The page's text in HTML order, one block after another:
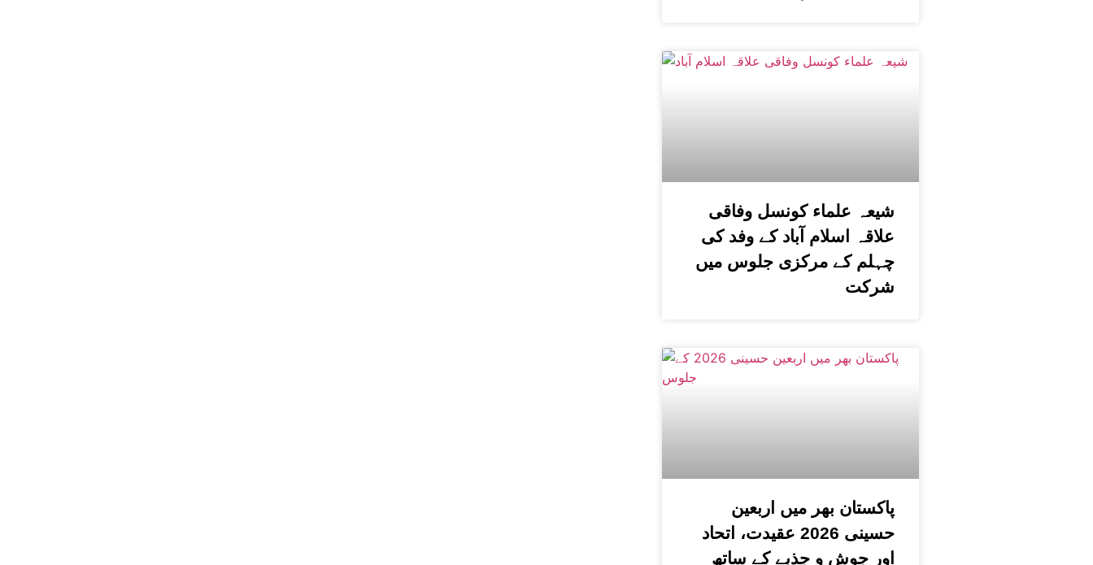
شیعہ علماء کونسل وفاقی
علاقہ اسلام آباد کے وفد کی
چہلم کے مرکزی جلوس میں
شرکت
پاکستان بھر میں اربعین
حسینی 2026 عقیدت، اتحاد
اور جوش و جذبے کے ساتھ